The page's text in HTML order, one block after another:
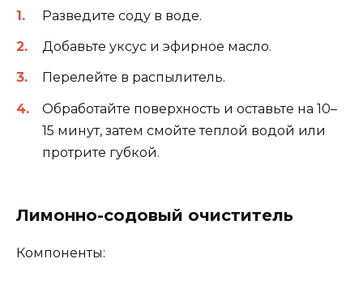
Разведите соду в воде.
Добавьте уксус и эфирное масло.
Перелейте в распылитель.
Обработайте поверхность и оставьте на 10–
15 минут, затем смойте теплой водой или
протрите губкой.
Лимонно-содовый очиститель
Компоненты: